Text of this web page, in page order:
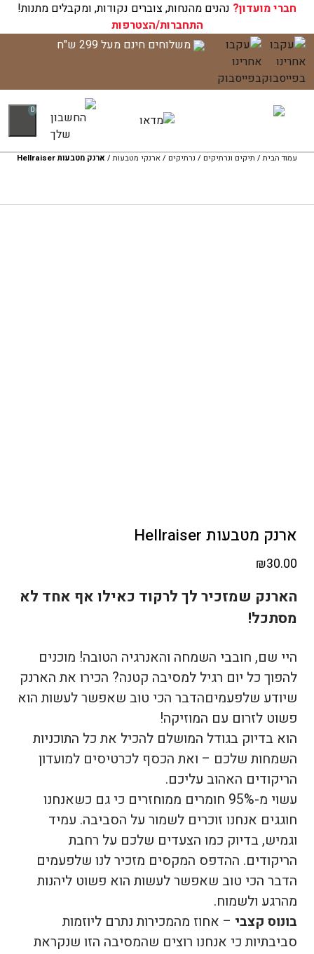
חברי מועדון? נהנים מהנחות, צוברים נקודות, ומקבלים מתנות!
התחברות/הצטרפות
דלג
לתוכן
משלוחים חינם מעל 299 ש"ח
0
עגלת הקניות שלך ריקה כעת!
עמוד הבית/ תיקים ונרתיקים / נרתיקים /ארנקי מטבעות/ ארנק מטבעות Hellraiser
ארנק מטבעות Hellraiser
₪30.00
הארנק שמזכיר לך לרקוד כאילו אף אחד לא
מסתכל!
היי שם, חובבי השמחה והאנרגיה הטובה! מוכנים
להפוך כל יום רגיל למסיבה קטנה? הכירו את הארנק
שיודע שלפעמיםהדבר הכי טוב שאפשר לעשות הוא
פשוט לזרום עם המוזיקה!
הוא בדיוק בגודל המושלם להכיל את כל התוכניות
השמחות שלכם – ואת הכסף לכרטיסים למועדון
הריקודים האהוב עליכם.
עשוי מ-95% חומרים ממוחזרים כי גם כשאנחנו
חוגגים אנחנו זוכרים לשמור על הסביבה. עמיד
וגמיש, בדיוק כמו הצעדים שלכם על רחבת
הריקודים. ההדפס המקסים מזכיר לנו שלפעמים
הדבר הכי טוב שאפשר לעשות הוא פשוט ליהנות
מהרגע ולשמוח.
בונוס קצבי – אחוז מהמכירות נתרם ליוזמות
סביבתיות כי אנחנו רוצים שהמסיבה הזו שנקראת